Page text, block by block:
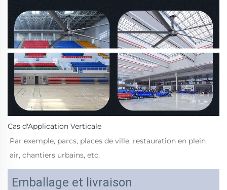
Cas d'Application Verticale
Par exemple, parcs, places de ville, restauration en plein
air, chantiers urbains, etc.
Emballage et livraison